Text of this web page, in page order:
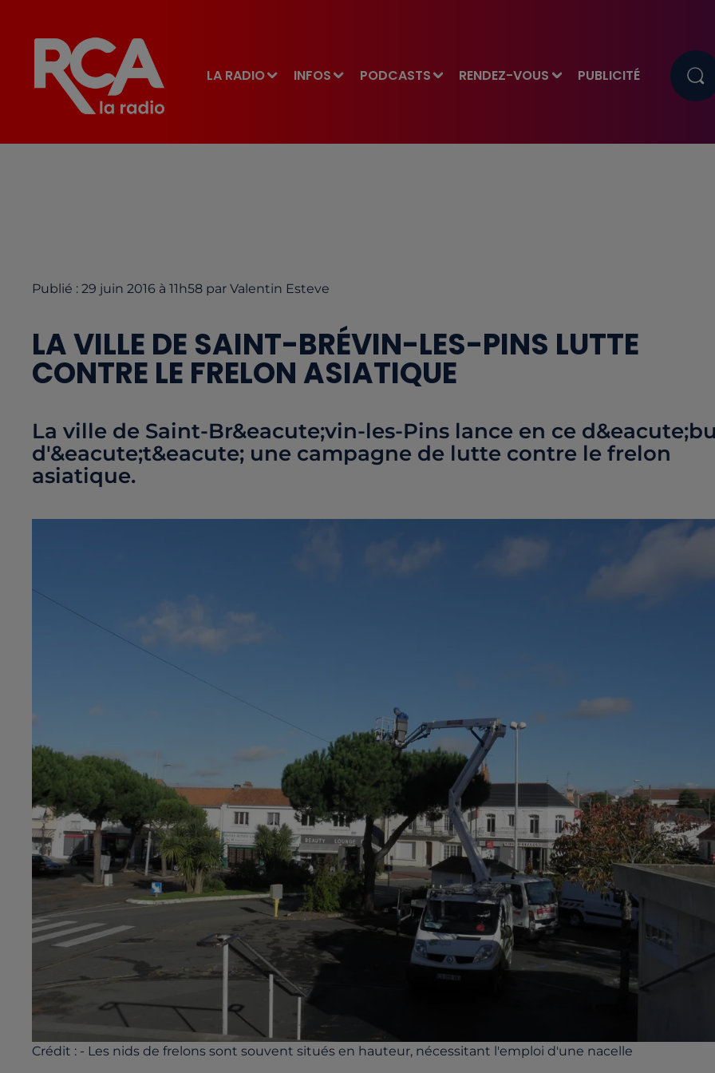
LA RADIO INFOS PODCASTS RENDEZ-VOUS PUBLICITÉ
Publié : 29 juin 2016 à 11h58 par Valentin Esteve
LA VILLE DE SAINT-BRÉVIN-LES-PINS LUTTE
CONTRE LE FRELON ASIATIQUE
La ville de Saint-Br&eacute;vin-les-Pins lance en ce
d'&eacute;t&eacute; une campagne de lutte contre le frelon
asiatique.
Crédit : - Les nids de frelons sont souvent situés en hauteur, nécessitant l'emploi d'une nacelle